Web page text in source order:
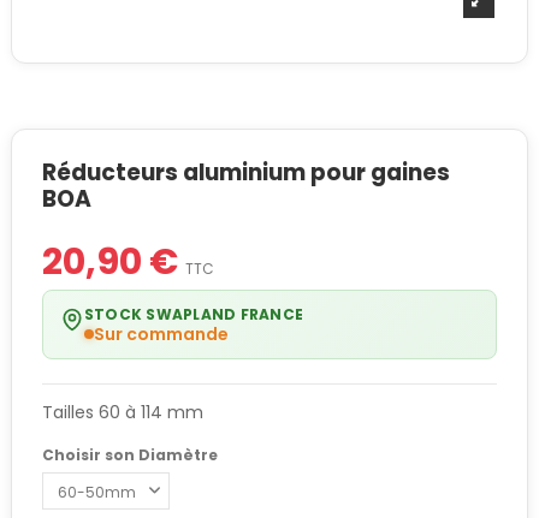
Réducteurs aluminium pour gaines
BOA
20,90 € TTC
STOCK SWAPLAND FRANCE
Sur commande
Tailles 60 à 114 mm
Choisir son Diamètre